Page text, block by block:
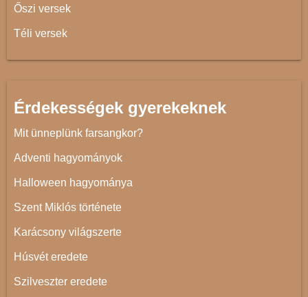
Őszi versek
Téli versek
Érdekességek gyerekeknek
Mit ünneplünk farsangkor?
Adventi hagyományok
Halloween hagyománya
Szent Miklós története
Karácsony világszerte
Húsvét eredete
Szilveszter eredete